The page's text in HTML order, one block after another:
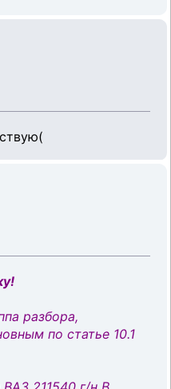
разбора,
по статье 10.1